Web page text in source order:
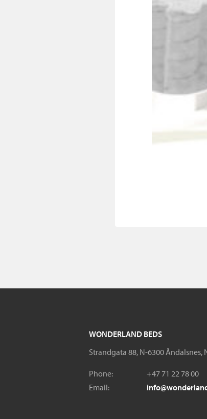
WONDERLAND BEDS
Strandgata 88, N-6300 Åndalsnes,
Phone:
+47 71 22 78 00
Email: